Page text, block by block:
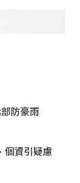
防豪雨
個資引疑慮